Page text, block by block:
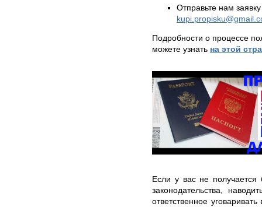
Отправьте нам
Подробности о процессе
можете узнать на этой
Если у вас не получается
законодательства,
ответственное